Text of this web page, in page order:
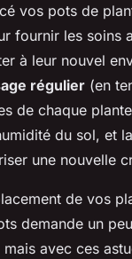
vos pots de
fournir les soins
à leur nouvel
régulier (en
de chaque
du sol, et
une nouvelle
de vos
demande un
avec ces